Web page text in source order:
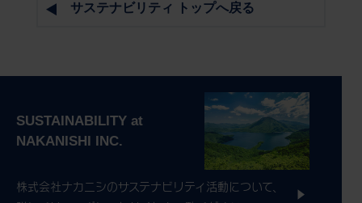
サステナビリティ トップへ戻る
株式会社ナカニシのサステナビリティ活動について、